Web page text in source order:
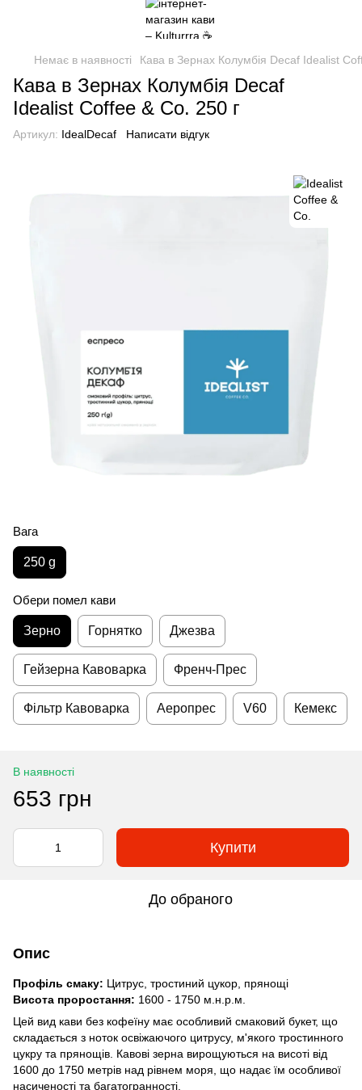
Немає в наявності Кава в Зернах Колумбія Decaf Idealist
Кава в Зернах Колумбія Decaf
Idealist Coffee & Co. 250 г
Артикул: IdealDecaf Написати відгук
Вага
250 g
Обери помел кави
Зерно Горнятко Джезва
Гейзерна Кавоварка Френч-Прес
Фільтр Кавоварка Аеропрес V60 Кемекс
В наявності
653 грн
Купити
До обраного
Опис
Профіль смаку: Цитрус, тростиний цукор, прянощі
Висота проростання: 1600 - 1750 м.н.р.м.
Цей вид кави без кофеїну має особливий смаковий букет, що
складається з ноток освіжаючого цитрусу, м'якого тростинного
цукру та прянощів. Кавові зерна вирощуються на висоті від
1600 до 1750 метрів над рівнем моря, що надає їм особливої
насиченості та багатогранності.